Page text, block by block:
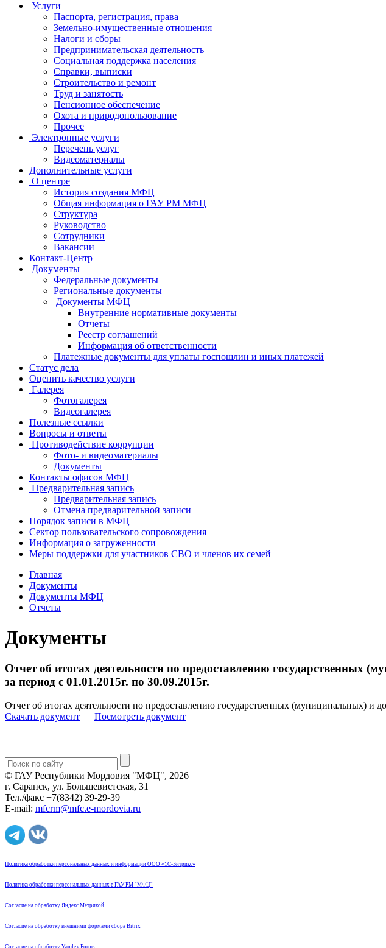
Услуги
Паспорта, регистрация, права
Земельно-имущественные отношения
Налоги и сборы
Предпринимательская деятельность
Социальная поддержка населения
Справки, выписки
Строительство и ремонт
Труд и занятость
Пенсионное обеспечение
Охота и природопользование
Прочее
Электронные услуги
Перечень услуг
Видеоматериалы
Дополнительные услуги
О центре
История создания МФЦ
Общая информация о ГАУ РМ МФЦ
Структура
Руководство
Сотрудники
Вакансии
Контакт-Центр
Документы
Федеральные документы
Региональные документы
Документы МФЦ
Внутренние нормативные документы
Отчеты
Реестр соглашений
Информация об ответственности
Платежные документы для уплаты госпошлин и иных платежей
Статус дела
Оценить качество услуги
Галерея
Фотогалерея
Видеогалерея
Полезные ссылки
Вопросы и ответы
Противодействие коррупции
Фото- и видеоматериалы
Документы
Контакты офисов МФЦ
Предварительная запись
Предварительная запись
Отмена предварительной записи
Порядок записи в МФЦ
Сектор пользовательского сопровождения
Информация о загруженности
Меры поддержки для участников СВО и членов их семей
Главная
Документы
Документы МФЦ
Отчеты
Документы
Отчет об итогах деятельности по предоставлению
за период с 01.01.2015г. по 30.09.2015г.
Отчет об итогах деятельности по предоставлению государственных (муниципальных)
Скачать документ
Посмотреть документ
© ГАУ Республики Мордовия "МФЦ", 2026
г. Саранск, ул. Большевистская, 31
Тел./факс +7(8342) 39-29-39
E-mail: mfcrm@mfc.e-mordovia.ru
Политика обработки персональных данных и информации ООО «1С-Битрикс»
Политика обработки персональных данных в ГАУ РМ "МФЦ"
Согласие на обработку Яндекс Метрикой
Согласие на обработку внешними формами сбора Bitrix
Согласие на обработку Yandex Forms